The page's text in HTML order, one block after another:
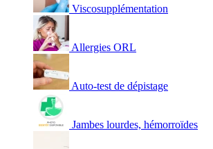
Viscosupplémentation
Allergies ORL
Auto-test de dépistage
Jambes lourdes, hémorroïdes